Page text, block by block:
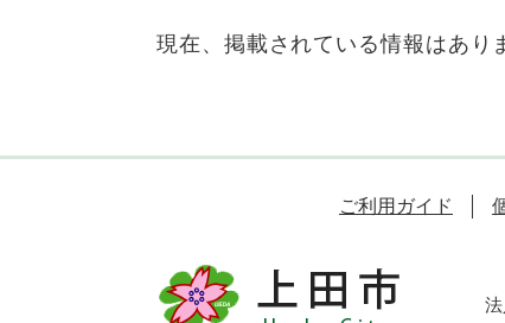
現在、掲載されている情報はあり
ご利用ガイド